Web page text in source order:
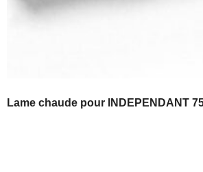
Lame chaude pour INDEPENDANT